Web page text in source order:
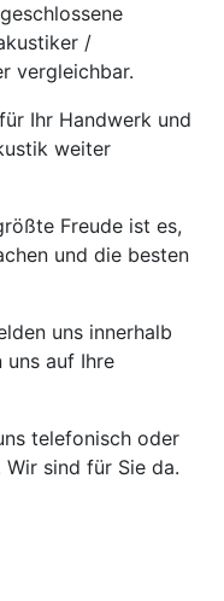
/
vergleichbar.
Ihr Handwerk und
weiter
Freude ist es,
und die besten
uns innerhalb
uns auf Ihre
telefonisch oder
sind für Sie da.